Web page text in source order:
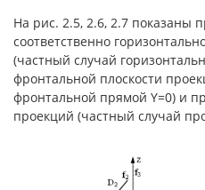
На рис. 2.5, 2.6, 2.7
соответственно
(частный случай
фронтальной плоскости
фронтальной прямой Y=0) и
проекций (частный случай